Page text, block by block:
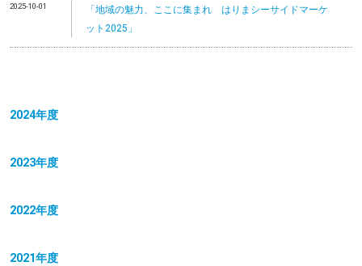
2025-10-01
「地域の魅力、ここに集まれ はりまシーサイドマーケ
ット2025」
2024年度
2023年度
2022年度
2021年度